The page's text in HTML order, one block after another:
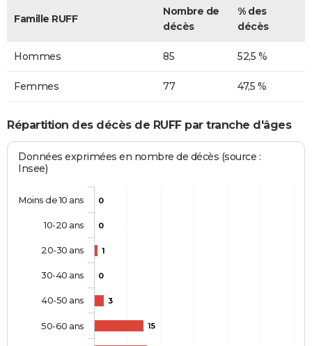
Famille RUFF
Nombre de
décès
% des
décès
Hommes 85 52,5 %
Femmes 77 47,5 %
Répartition des décès de RUFF par tranche d'âges
Données exprimées en nombre de décès (source :
Insee)
0
0
1
0
3
15
Moins de 10 ans
10-20 ans
20-30 ans
30-40 ans
40-50 ans
50-60 ans